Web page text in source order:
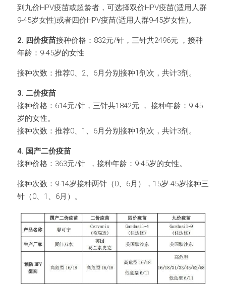
到九价HPV疫苗或超龄者，可选择双价HPV疫苗(适用人群
9-45岁女性)或者四价HPV疫苗(适用人群9-45岁女性)。
2. 四价疫苗接种价格：832元/针，三针共2496元 ，接种
年龄：9-45岁的女性
接种次数：推荐0、2、6月分别接种1剂次，共计3剂。
3. 二价疫苗
接种价格：614元/针，三针共1842元 ， 接种年龄：9-45
岁的女性。
接种次数：推荐0、1、6月分别接种1剂次，共计3剂。
4. 国产二价疫苗
接种价格：363元/针  ，接种年龄：9-45岁的女性。
接种次数：9-14岁接种两针（0、6月），15岁-45岁接种三
针（0、1、6月）。